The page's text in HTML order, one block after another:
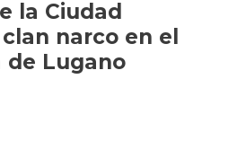
la Ciudad
narco en el
de Lugano